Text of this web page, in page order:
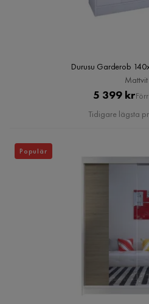
Durusu Garderob
Mattvit
Pris
5 399 kr
Pris
Tidigare lägsta
Populär